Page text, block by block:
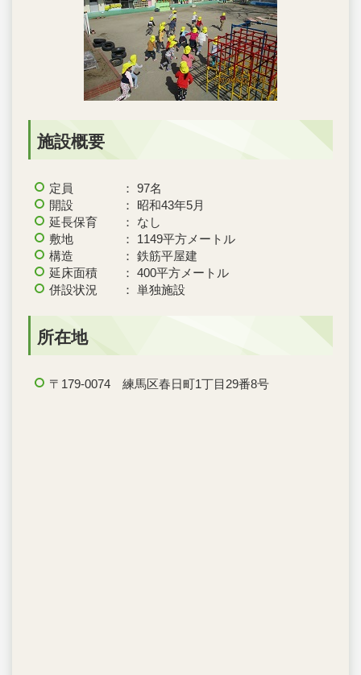
施設概要
定員 ： 97名
開設 ： 昭和43年5月
延長保育 ： なし
敷地 ： 1149平方メートル
構造 ： 鉄筋平屋建
延床面積 ： 400平方メートル
併設状況 ： 単独施設
所在地
〒179-0074 練馬区春日町1丁目29番8号